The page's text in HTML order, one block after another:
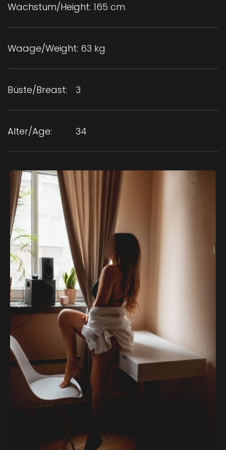
Wachstum/Height: 165 cm
Waage/Weight: 63 kg
Büste/Breast: 3
Alter/Age: 34